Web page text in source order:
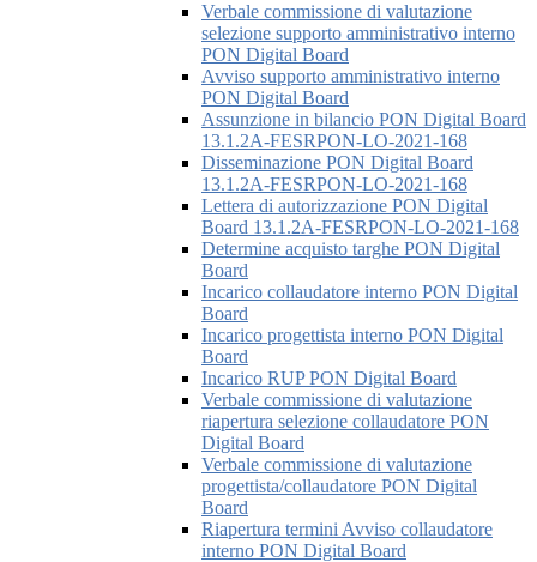
Verbale commissione di valutazione
selezione supporto amministrativo interno
PON Digital Board
Avviso supporto amministrativo interno
PON Digital Board
Assunzione in bilancio PON Digital Board
13.1.2A-FESRPON-LO-2021-168
Disseminazione PON Digital Board
13.1.2A-FESRPON-LO-2021-168
Lettera di autorizzazione PON Digital
Board 13.1.2A-FESRPON-LO-2021-168
Determine acquisto targhe PON Digital
Board
Incarico collaudatore interno PON Digital
Board
Incarico progettista interno PON Digital
Board
Incarico RUP PON Digital Board
Verbale commissione di valutazione
riapertura selezione collaudatore PON
Digital Board
Verbale commissione di valutazione
progettista/collaudatore PON Digital
Board
Riapertura termini Avviso collaudatore
interno PON Digital Board